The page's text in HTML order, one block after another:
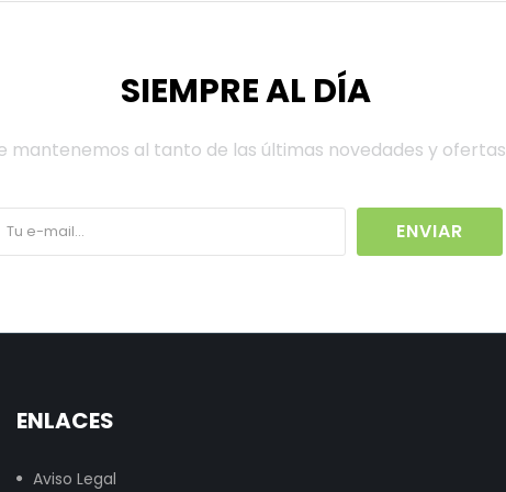
SIEMPRE AL DÍA
mantenemos al tanto de las últimas novedades y ofertas
ENVIAR
ENLACES
Aviso Legal